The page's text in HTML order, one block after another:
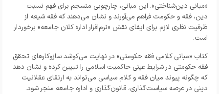
«مبانی دین‌شناختی». این مبانی، چارچوبی منسجم برای فهم نسبت
دین، فقه و حکومت فراهم می‌آورند و نشان می‌دهند که فقه شیعه از
ظرفیت نظری لازم برای ایفای نقش «نرم‌افزار اداره کلان جامعه» برخوردار
است.
کتاب «مبانی کلامی فقه حکومتی» در نهایت می‌کوشد سازوکارهای تحقق
فقه حکومتی در شرایط عینی حاکمیت اسلامی را تبیین کرده و نشان دهد
که چگونه پیوند میان فقه و کلام سیاسی می‌تواند به ارتقای عقلانیت
دینی در عرصه سیاست‌گذاری، قانون‌گذاری و اداره جامعه منجر شود.